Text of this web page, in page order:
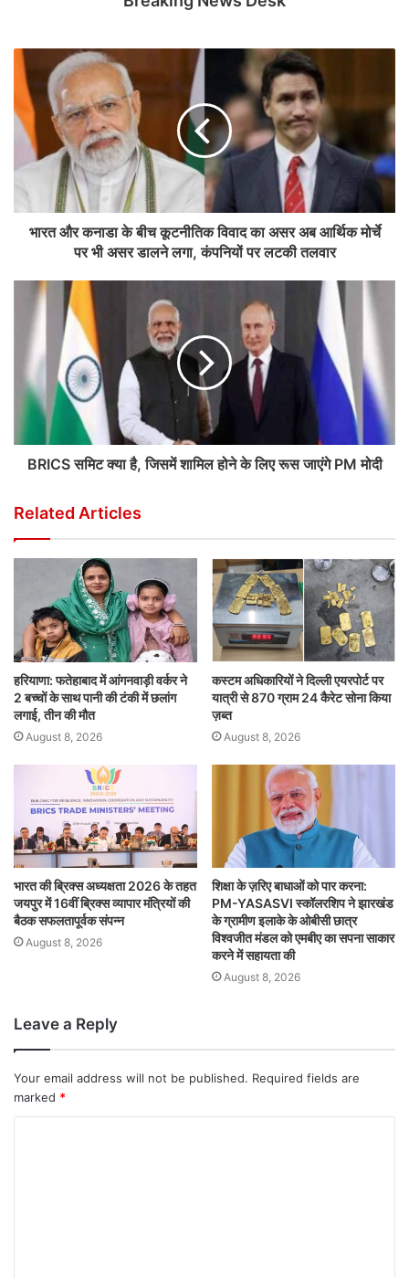
भारत और कनाडा के बीच कूटनीतिक विवाद का असर अब आर्थिक मोर्चे
पर भी असर डालने लगा, कंपनियों पर लटकी तलवार
BRICS समिट क्या है, जिसमें शामिल होने के लिए रूस जाएंगे PM मोदी
Related Articles
हरियाणा: फतेहाबाद में आंगनवाड़ी वर्कर ने
2 बच्चों के साथ पानी की टंकी में छलांग
लगाई, तीन की मौत
August 8, 2026
कस्टम अधिकारियों ने दिल्ली एयरपोर्ट पर
यात्री से 870 ग्राम 24 कैरेट सोना किया
ज़ब्त
August 8, 2026
भारत की ब्रिक्‍स अध्यक्षता 2026 के तहत
जयपुर में 16वीं ब्रिक्‍स व्यापार मंत्रियों की
बैठक सफलतापूर्वक संपन्न
August 8, 2026
शिक्षा के ज़रिए बाधाओं को पार करना:
PM-YASASVI स्कॉलरशिप ने झारखंड
के ग्रामीण इलाके के ओबीसी छात्र
विश्वजीत मंडल को एमबीए का सपना साकार
करने में सहायता की
August 8, 2026
Leave a Reply
Your email address will not be published. Required fields are
marked *